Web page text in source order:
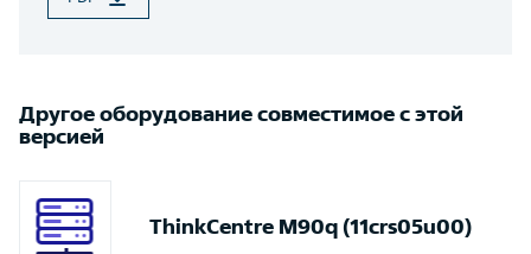
Другое оборудование совместимое с этой
версией
ThinkCentre M90q (11crs05u00)